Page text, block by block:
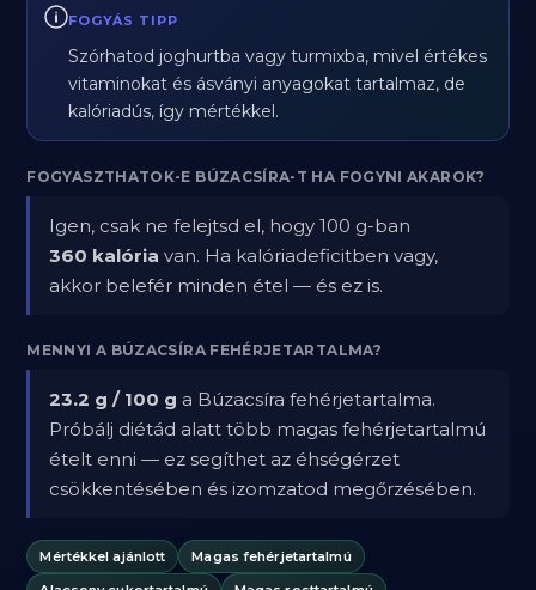
FOGYÁS TIPP
Szórhatod joghurtba vagy turmixba, mivel értékes
vitaminokat és ásványi anyagokat tartalmaz, de
kalóriadús, így mértékkel.
FOGYASZTHATOK-E BÚZACSÍRA-T HA FOGYNI AKAROK?
Igen, csak ne felejtsd el, hogy 100 g-ban
360 kalória van. Ha kalóriadeficitben vagy,
akkor belefér minden étel — és ez is.
MENNYI A BÚZACSÍRA FEHÉRJETARTALMA?
23.2 g / 100 g a Búzacsíra fehérjetartalma.
Próbálj diétád alatt több magas fehérjetartalmú
ételt enni — ez segíthet az éhségérzet
csökkentésében és izomzatod megőrzésében.
Mértékkel ajánlott
Magas fehérjetartalmú